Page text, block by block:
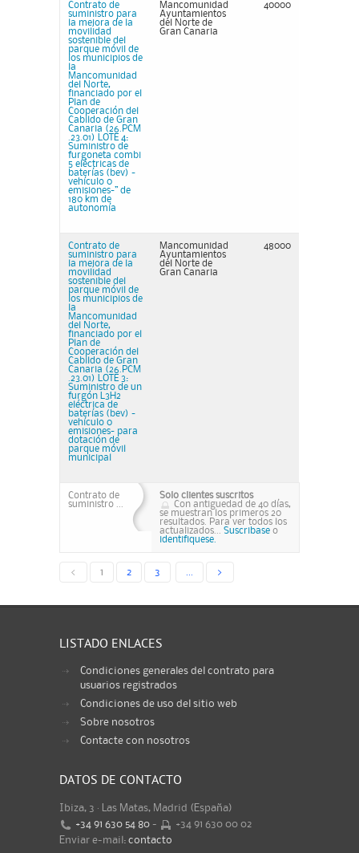
Contrato de
suministro para
la mejora de la
movilidad
sostenible del
parque móvil de
los municipios de
la
Mancomunidad
del Norte,
financiado por el
Plan de
Cooperación del
Cabildo de Gran
Canaria (26.PCM
.23.01) LOTE 4:
Suministro de
furgoneta combi
5 eléctricas de
baterías (bev) -
vehículo 0
emisiones-” de
180 km de
autonomía
Mancomunidad
Ayuntamientos
del Norte de
Gran Canaria
40000
Contrato de
suministro para
la mejora de la
movilidad
sostenible del
parque móvil de
los municipios de
la
Mancomunidad
del Norte,
financiado por el
Plan de
Cooperación del
Cabildo de Gran
Canaria (26.PCM
.23.01) LOTE 3:
Suministro de un
furgón L3H2
eléctrica de
baterías (bev) -
vehículo 0
emisiones- para
dotación de
parque móvil
municipal
Mancomunidad
Ayuntamientos
del Norte de
Gran Canaria
48000
Contrato de
suministro ...
Solo clientes suscritos
Con antiguedad de 40 días,
se muestran los primeros 20
resultados. Para ver todos los
actualizados... Suscribase o
identifiquese.
< 1 2 3 >
LISTADO ENLACES
Condiciones generales del contrato para
usuarios registrados
Condiciones de uso del sitio web
Sobre nosotros
Contacte con nosotros
DATOS DE CONTACTO
Ibiza, 3 · Las Matas, Madrid (España)
+34 91 630 54 80 -
+34 91 630 00 02
Enviar e-mail: contacto